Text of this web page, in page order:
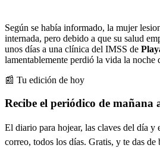
Según se había informado, la mujer
internada, pero debido a que su salud
unos días a una clínica del IMSS de
lamentablemente perdió la vida la noche
📰 Tu edición de hoy
Recibe el periódico de mañana
El diario para hojear, las claves del día
correo, todos los días. Gratis, y te das de